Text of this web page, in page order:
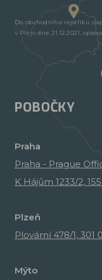
Do obchodního rejstříku
v Plzni dne 21.12.2021,
POBOČKY
Praha
Praha - Prague
K Hájům 1233/2,
Plzeň
Plovární 478/1, 301
Mýto